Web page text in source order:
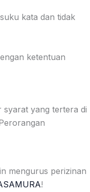
kata dan tidak
ketentuan
syarat yang tertera di
mengurus perizinan
!